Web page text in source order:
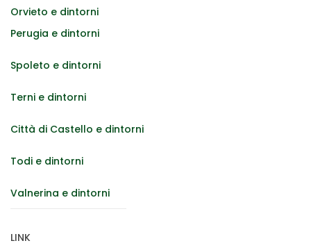
Orvieto e dintorni
Perugia e dintorni
Spoleto e dintorni
Terni e dintorni
Città di Castello e dintorni
Todi e dintorni
Valnerina e dintorni
LINK